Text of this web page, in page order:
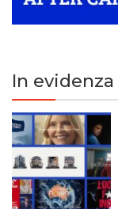
In evidenza